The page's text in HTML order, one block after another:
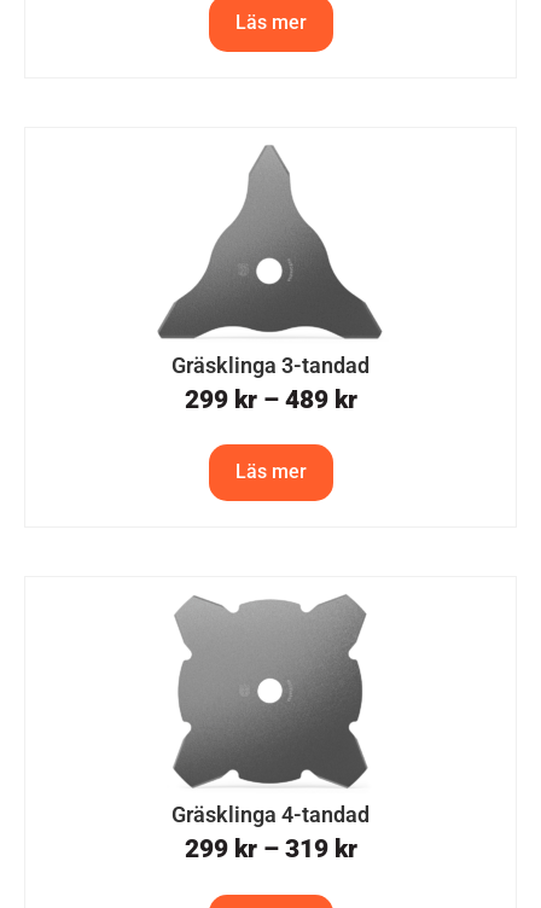
Läs mer
Gräsklinga 3-tandad
299 kr – 489 kr
Läs mer
Gräsklinga 4-tandad
299 kr – 319 kr